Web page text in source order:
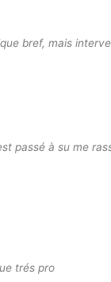
bref, mais
passé à su me
trés pro